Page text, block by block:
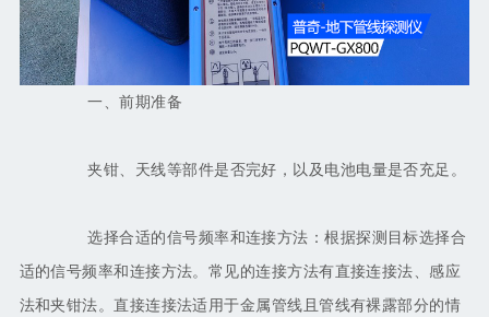
一、前期准备
夹钳、天线等部件是否完好，以及电池电量是否充足。
选择合适的信号频率和连接方法：根据探测目标选择合
适的信号频率和连接方法。常见的连接方法有直接连接法、感应
法和夹钳法。直接连接法适用于金属管线且管线有裸露部分的情